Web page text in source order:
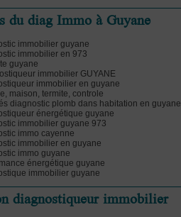
du diag Immo à Guyane
immobilier guyane
immobilier en 973
guyane
immobilier GUYANE
immobilier en guyane
maison, termite, controle
diagnostic plomb dans habitation en guyane
énergétique guyane
immobilier guyane 973
immo cayenne
immobilier en guyane
immo guyane
énergétique guyane
immobilier guyane
diagnostiqueur immobilier